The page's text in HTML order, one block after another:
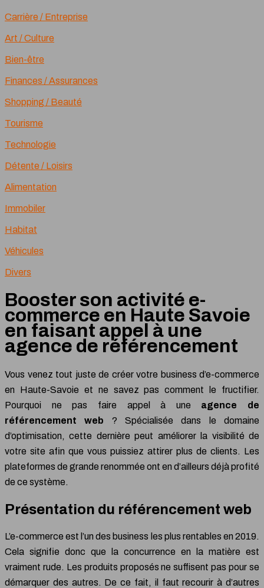
Carrière / Entreprise
Art / Culture
Bien-être
Finances / Assurances
Shopping / Beauté
Tourisme
Technologie
Détente / Loisirs
Alimentation
Immobiler
Habitat
Véhicules
Divers
Booster son activité e-
commerce en Haute Savoie
en faisant appel à une
agence de référencement
Vous venez tout juste de créer votre business d’e-commerce
en Haute-Savoie et ne savez pas comment le fructifier.
Pourquoi ne pas faire appel à une agence de
référencement web ? Spécialisée dans le domaine
d’optimisation, cette dernière peut améliorer la visibilité de
votre site afin que vous puissiez attirer plus de clients. Les
plateformes de grande renommée ont en d’ailleurs déjà profité
de ce système.
Présentation du référencement web
L’e-commerce est l’un des business les plus rentables en 2019.
Cela signifie donc que la concurrence en la matière est
vraiment rude. Les produits proposés ne suffisent pas pour se
démarquer des autres. De ce fait, il faut recourir à d’autres